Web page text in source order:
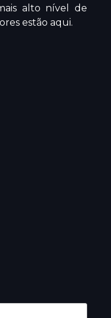
alto nível de
estão aqui.